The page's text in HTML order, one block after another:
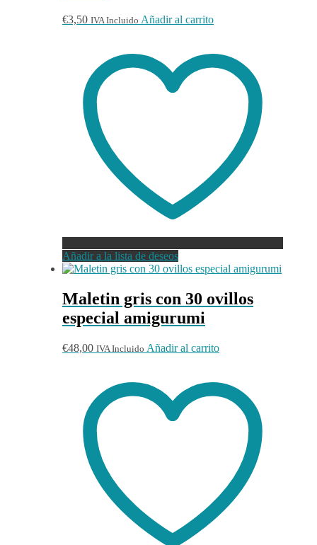
€3,50 IVA Incluido Añadir al carrito
Añadir a la lista de deseos
Maletin gris con 30 ovillos
especial amigurumi
€48,00 IVA Incluido Añadir al carrito